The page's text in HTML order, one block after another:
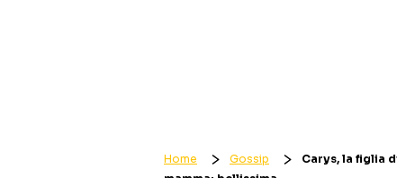
Home Gossip
Carys, la figlia